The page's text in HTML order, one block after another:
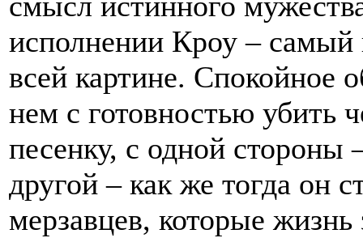
исполнении Кроу – самый
всей картине. Спокойное
нем с готовностью убить
песенку, с одной стороны
другой – как же тогда он
мерзавцев, которые жизнь